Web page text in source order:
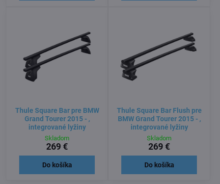
Thule Square Bar pre BMW
Grand Tourer 2015 - ,
integrované lyžiny
Skladom
269 €
Do košíka
Thule Square Bar Flush pre
BMW Grand Tourer 2015 - ,
integrované lyžiny
Skladom
269 €
Do košíka